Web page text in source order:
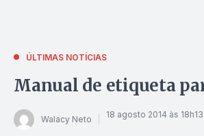
ÚLTIMAS NOTÍCIAS
Manual de etiqueta
Walacy Neto 18 agosto 2014 às 18h13